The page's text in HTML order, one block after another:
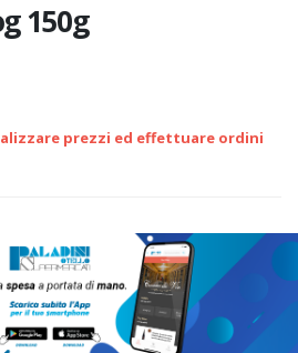
150g
prezzi ed effettuare ordini